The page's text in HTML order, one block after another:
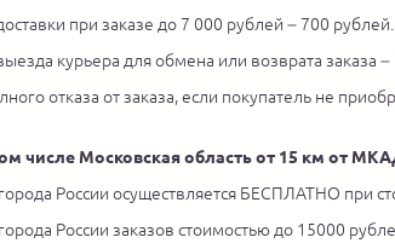
при заказе до 7 000 рублей – 700 рублей.
курьера для обмена или возврата заказа
отказа от заказа, если покупатель не
числе Московская область от 15 км от
России осуществляется БЕСПЛАТНО при
России заказов стоимостью до 15000